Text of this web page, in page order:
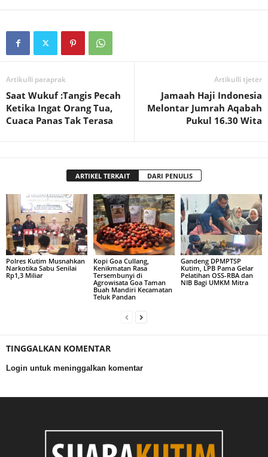
Artikulli paraprak
Saat Wukuf :Tangis Pecah
Ketika Ingat Orang Tua,
Cuaca Panas Tak Terasa
Artikulli tjetër
Jamaah Haji Indonesia
Melontar Jumrah Aqabah
Pukul 16.30 Wita
ARTIKEL TERKAIT DARI PENULIS
Polres Kutim Musnahkan
Narkotika Sabu Senilai
Rp1,3 Miliar
Kopi Goa Cullang,
Kenikmatan Rasa
Tersembunyi di
Agrowisata Goa Taman
Buah Mandiri Kecamatan
Teluk Pandan
Gandeng DPMPTSP
Kutim, LPB Pama Gelar
Pelatihan OSS-RBA dan
NIB Bagi UMKM Mitra
TINGGALKAN KOMENTAR
Login untuk meninggalkan komentar